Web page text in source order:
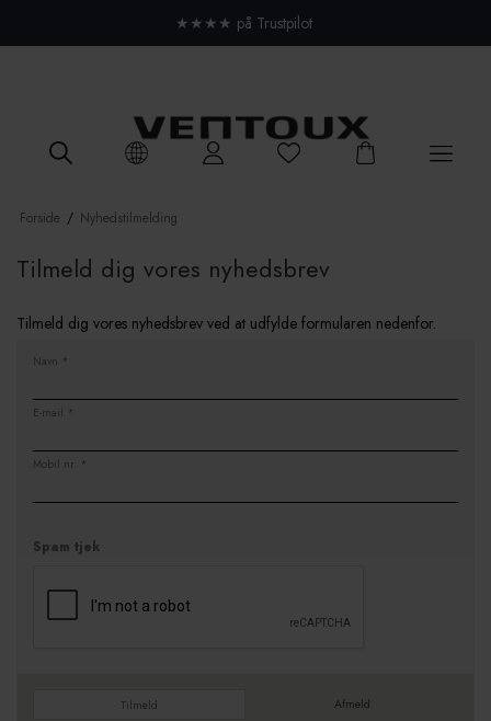
★★★★ på Trustpilot
Forside / Nyhedstilmelding
Tilmeld dig vores nyhedsbrev
Tilmeld dig vores nyhedsbrev ved at udfylde formularen nedenfor.
Navn *
E-mail *
Mobil nr. *
Spam tjek
Tilmeld Afmeld